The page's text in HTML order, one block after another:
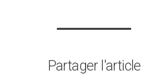
Partager l'article